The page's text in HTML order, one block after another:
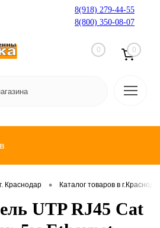
8(918) 279-44-55
8(800) 350-08-07
0 0
Краснодар • Каталог товаров в
UTP RJ45 Cat